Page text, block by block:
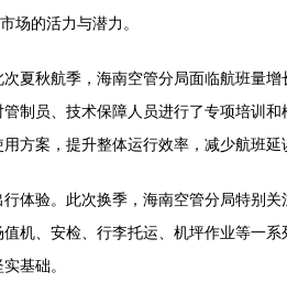
场的活力与潜力。
夏秋航季，海南空管分局面临航班量
制员、技术保障人员进行了专项培训
方案，提升整体运行效率，减少航班延
体验。此次换季，海南空管分局特别
机、安检、行李托运、机坪作业等一
基础。